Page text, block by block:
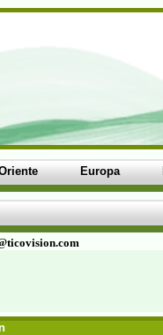
Europa